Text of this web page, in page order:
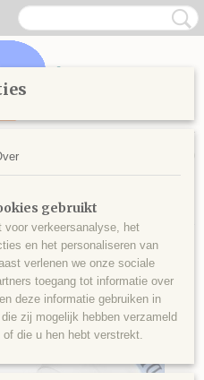
UW WINKELWAGEN
Lijmgebruikt
voor verkeersanalyse, het
en het personaliseren van
verlenen we onze sociale
toegang tot informatie over
deze informatie gebruiken in
zij mogelijk hebben verzameld
die u hen hebt verstrekt.